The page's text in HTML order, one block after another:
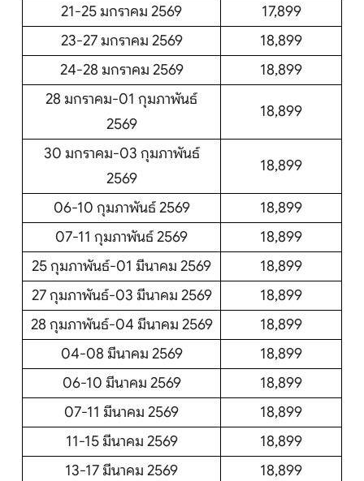
21-25 มกราคม 2569
17,899
23-27 มกราคม 2569
18,899
24-28 มกราคม 2569
18,899
28 มกราคม-01 กุมภาพันธ์
2569
18,899
30 มกราคม-03 กุมภาพันธ์
2569
18,899
06-10 กุมภาพันธ์ 2569
18,899
07-11 กุมภาพันธ์ 2569
18,899
25 กุมภาพันธ์-01 มีนาคม 2569
18,899
27 กุมภาพันธ์-03 มีนาคม 2569
18,899
28 กุมภาพันธ์-04 มีนาคม 2569
18,899
04-08 มีนาคม 2569
18,899
06-10 มีนาคม 2569
18,899
07-11 มีนาคม 2569
18,899
11-15 มีนาคม 2569
18,899
13-17 มีนาคม 2569
18,899